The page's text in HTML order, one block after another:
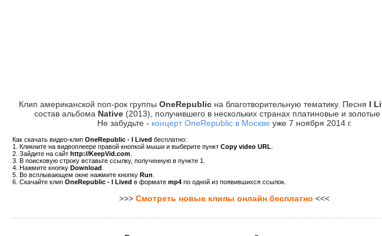
Клип американской поп-рок группы OneRepublic на благотворительную тематику. Песня I
состав альбома Native(2013), получившего в нескольких странах платиновые и золотые
Не забудьте - концерт OneRepublic в Москве уже 7 ноября 2014 г.
Как скачать видео-клип OneRepublic - I Lived бесплатно:
1. Кликните на видеоплеере правой кнопкой мыши и выберите пункт Copy video URL
2. Зайдите на сайт http://KeepVid.com
3. В поисковую строку вставьте ссылку, полученную в пункте 1.
4. Нажмите кнопку Download
5. Во всплывающем окне нажмите кнопку Run
6. Скачайте клип OneRepublic - I Lived в формате mp4 по одной из появившихся ссылок.
>>> Смотреть новые клипы онлайн бесплатно <<<